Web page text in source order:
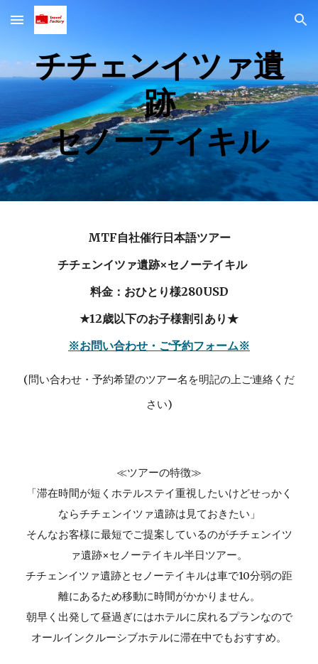
Skip to main content Skip to navigation
チチェンイツァ遺
跡
セノーテイキル
MTF自社催行日本語ツアー
チチェンイツァ遺跡×セノーテイキル
料金：おひとり様280USD
★12歳以下のお子様割引あり★
※お問い合わせ・ご予約フォーム※
(問い合わせ・予約希望のツアー名を明記の上ご連絡くだ
さい)
≪ツアーの特徴≫
「滞在時間が短くホテルステイ重視したいけどせっかく
ならチチェンイツァ遺跡は見ておきたい」
そんなお客様に最短でご提案しているのがチチェンイツ
ァ遺跡×セノーテイキル半日ツアー。
チチェンイツァ遺跡とセノーテイキルは車で10分弱の距
離にあるため移動に時間がかかりません。
朝早く出発して昼過ぎにはホテルに戻れるプランなので
オールインクルーシブホテルに滞在中でもおすすめ。